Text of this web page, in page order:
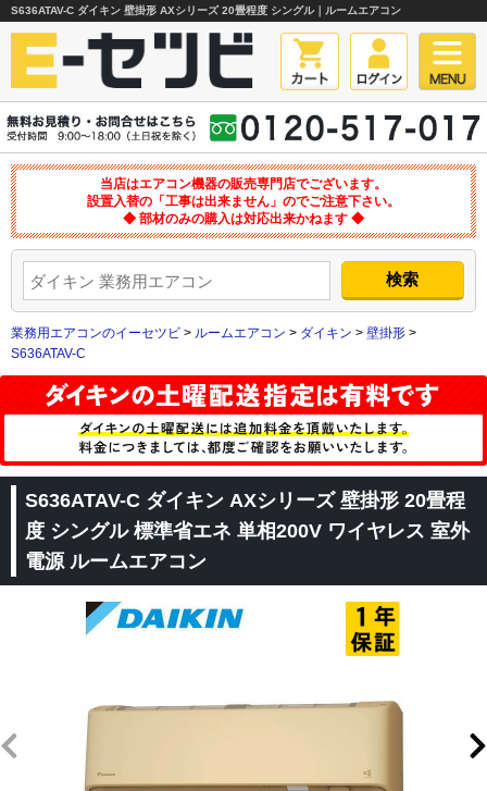
S636ATAV-C ダイキン 壁掛形 AXシリーズ 20畳程度 シングル｜ルームエアコン
当店はエアコン機器の販売専門店でございます。
設置入替の「工事は出来ません」のでご注意下さい。
◆ 部材のみの購入は対応出来かねます ◆
業務用エアコンのイーセツビ > ルームエアコン > ダイキン > 壁掛形 >
S636ATAV-C
S636ATAV-C ダイキン AXシリーズ 壁掛形 20畳程
度 シングル 標準省エネ 単相200V ワイヤレス 室外
電源 ルームエアコン